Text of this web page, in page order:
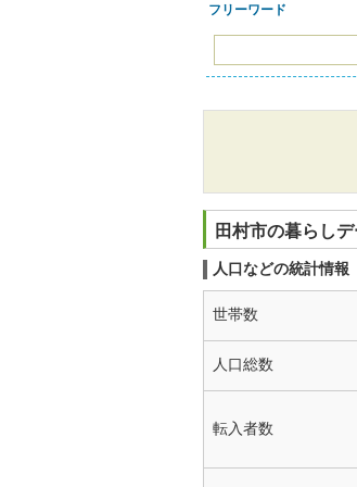
フリーワード
田村市の暮らしデ
人口などの統計情報
世帯数
人口総数
転入者数